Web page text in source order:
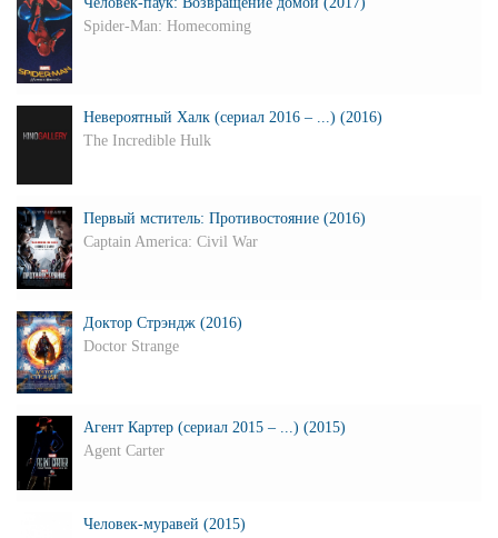
Spider-Man: Homecoming
Невероятный Халк (сериал 2016 – ...) (2016)
The Incredible Hulk
Первый мститель: Противостояние (2016)
Captain America: Civil War
Доктор Стрэндж (2016)
Doctor Strange
Агент Картер (сериал 2015 – ...) (2015)
Agent Carter
Человек-муравей (2015)